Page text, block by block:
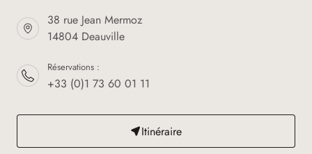
38 rue Jean Mermoz
14804 Deauville
Réservations :
+33 (0)1 73 60 01 11
Itinéraire